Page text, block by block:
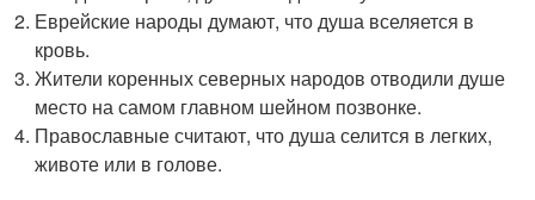
Еврейские народы думают, что душа вселяется в
кровь.
Жители коренных северных народов отводили душе
место на самом главном шейном позвонке.
Православные считают, что душа селится в легких,
животе или в голове.